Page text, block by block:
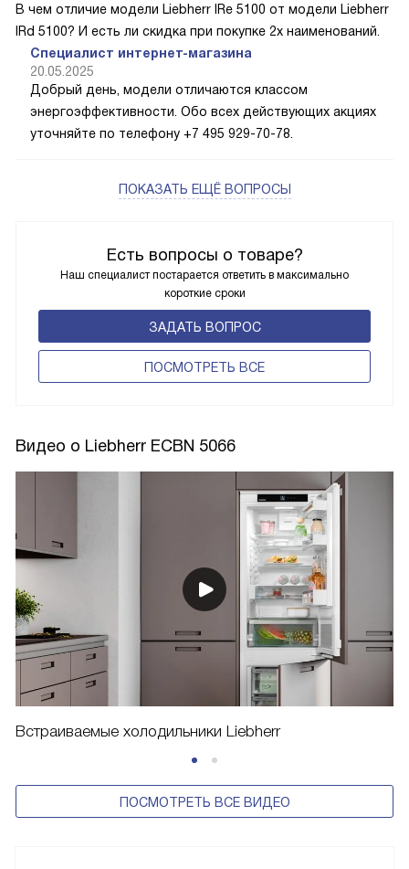
Есть вопросы о товаре?
Наш специалист постарается ответить в максимально
короткие сроки
ЗАДАТЬ ВОПРОС
ПОCМОТРЕТЬ ВСЕ
В чем отличие модели Liebherr IRe 5100 от модели Liebherr
IRd 5100? И есть ли скидка при покупке 2х наименований.
Специалист интернет-магазина
20.05.2025
Добрый день, модели отличаются классом
энергоэффективности. Обо всех действующих акциях
уточняйте по телефону +7 495 929-70-78.
ПОКАЗАТЬ ЕЩЁ ВОПРОСЫ
Видео о Liebherr ECBN 5066
Встраиваемые холодильники Liebherr
ПОСМОТРЕТЬ ВСЕ ВИДЕО